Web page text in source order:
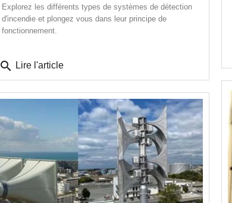
Explorez les différents types de systèmes de détection
d'incendie et plongez vous dans leur principe de
fonctionnement.
search Lire l'article